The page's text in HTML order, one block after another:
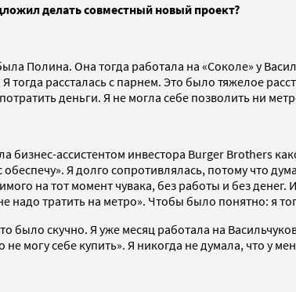
делать совместный новый проект?
Полина. Она тогда работала на «Соколе» у
тогда рассталась с парнем. Это было тяжелое
деньги. Я не могла себе позволить ни
бизнес-ассистентом инвестора Burger Brothers
Я долго сопротивлялась, потому что
на тот момент чувака, без работы и без
надо тратить на метро». Чтобы было понятно: я
было скучно. Я уже месяц работала на
могу себе купить». Я никогда не думала, что у